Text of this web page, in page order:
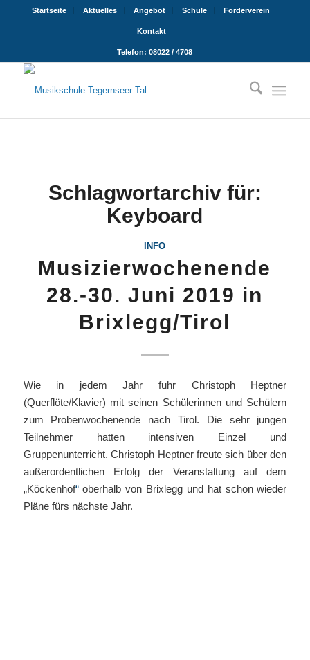
Startseite Aktuelles Angebot Schule Förderverein
Kontakt
Telefon: 08022 / 4708
Schlagwortarchiv für:
Keyboard
INFO
Musizierwochenende
28.-30. Juni 2019 in
Brixlegg/Tirol
Wie in jedem Jahr fuhr Christoph Heptner
(Querflöte/Klavier) mit seinen Schülerinnen und Schülern
zum Probenwochenende nach Tirol. Die sehr jungen
Teilnehmer hatten intensiven Einzel und
Gruppenunterricht. Christoph Heptner freute sich über den
außerordentlichen Erfolg der Veranstaltung auf dem
„Köckenhof“oberhalb von Brixlegg und hat schon wieder
Pläne fürs nächste Jahr.